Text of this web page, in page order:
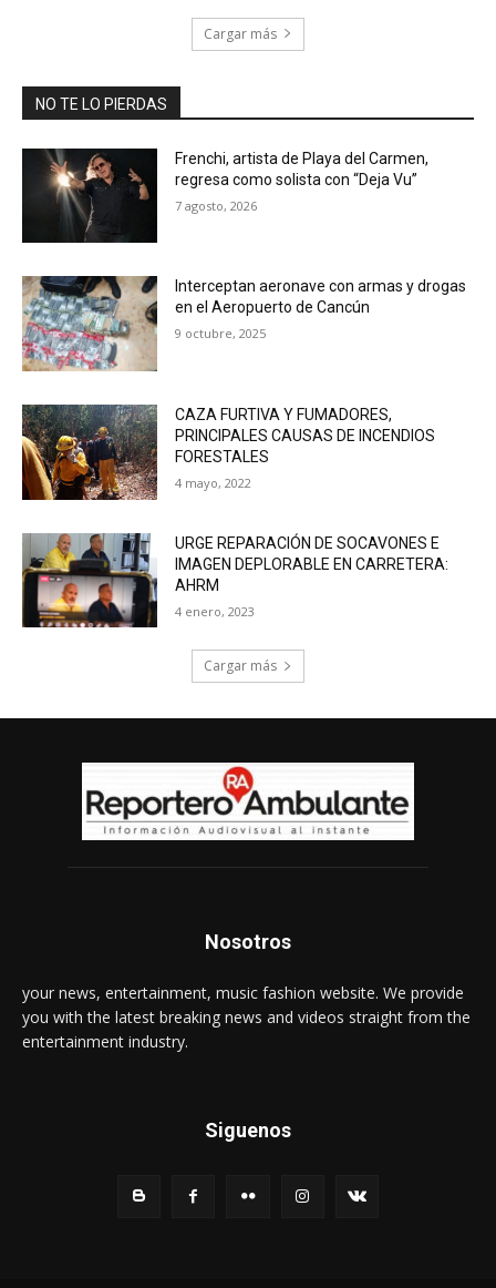
Cargar más
NO TE LO PIERDAS
Frenchi, artista de Playa del Carmen,
regresa como solista con “Deja Vu”
7 agosto, 2026
Interceptan aeronave con armas y drogas
en el Aeropuerto de Cancún
9 octubre, 2025
CAZA FURTIVA Y FUMADORES,
PRINCIPALES CAUSAS DE INCENDIOS
FORESTALES
4 mayo, 2022
URGE REPARACIÓN DE SOCAVONES E
IMAGEN DEPLORABLE EN CARRETERA:
AHRM
4 enero, 2023
Cargar más
Nosotros
your news, entertainment, music fashion website. We provide
you with the latest breaking news and videos straight from the
entertainment industry.
Siguenos